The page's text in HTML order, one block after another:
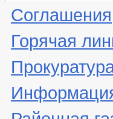
Соглашения
Горячая